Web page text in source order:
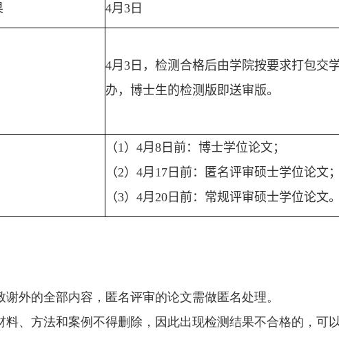
4月 3 日
4月 3 日，检测合格后由学院按要求打包交
办，博士生的检测版即送审版。
（1） 4月 8 日前：博士学位论文；
（2） 4月 17 日前：匿名评审硕士学位论文；
（3） 4月 20 日前：常规评审硕士学位论文。
谢外的全部内容，匿名评审的论文需做匿名处理。
料、方法和案例不得删除，因此出现检测结果不合格的，可以